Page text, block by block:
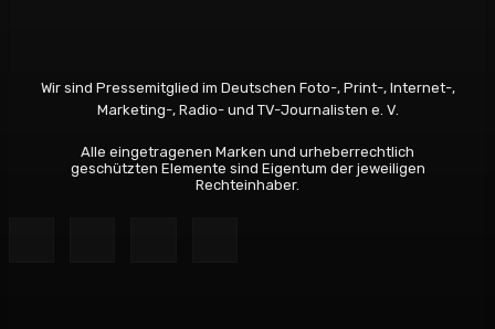
Wir sind Pressemitglied im Deutschen Foto-, Print-, Internet-,
Marketing-, Radio- und TV-Journalisten e. V.
Alle eingetragenen Marken und urheberrechtlich
geschützten Elemente sind Eigentum der jeweiligen
Rechteinhaber.